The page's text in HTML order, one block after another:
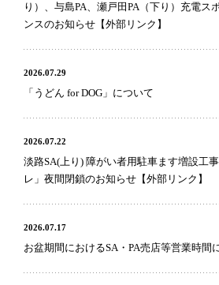
り）、与島PA、瀬戸田PA（下り）充電ス
ンスのお知らせ【外部リンク】
2026.07.29
「うどん for DOG」について
2026.07.22
淡路SA(上り) 障がい者用駐車ます増設工
レ」夜間閉鎖のお知らせ【外部リンク】
2026.07.17
お盆期間におけるSA・PA売店等営業時間